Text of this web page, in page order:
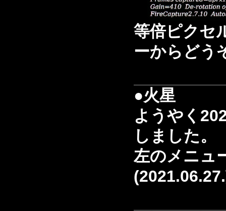
等倍ピクセ
ーからどう
●火星
ようやく
しました。
左のメニュ